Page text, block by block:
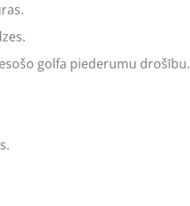
golfa piederumu drošību.